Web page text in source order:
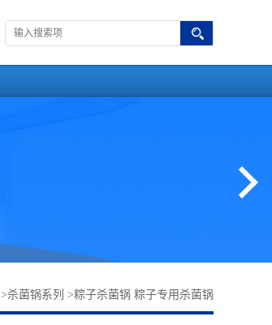
>杀菌锅系列 >粽子杀菌锅 粽子专用杀菌锅